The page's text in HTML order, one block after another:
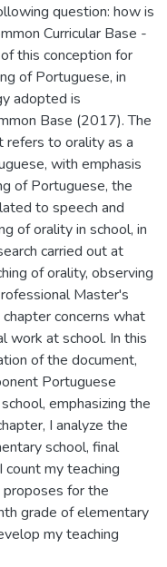
question: how is
Curricular Base -
this conception for
of Portuguese, in
adopted is
Base (2017). The
refers to orality as a
with emphasis
of Portuguese, the
to speech and
of orality in school, in
carried out at
of orality, observing
Master's
concerns what
work at school. In this
of the document,
Portuguese
emphasizing the
I analyze the
school, final
my teaching
for the
grade of elementary
my teaching